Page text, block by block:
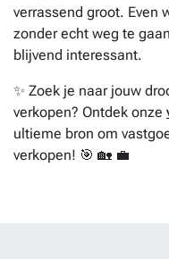
verrassend groot. Even
zonder echt weg te
blijvend interessant.
✨ Zoek je naar jouw
verkopen? Ontdek onze
ultieme bron om
verkopen! 🎯 🏡 💼